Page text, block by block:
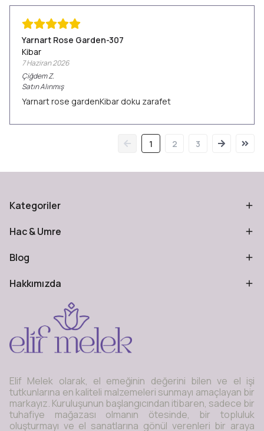
Yarnart Rose Garden-307
Kibar
7 Haziran 2026
ÇiğdemZ.
Satın Alınmış
Yarnart rose gardenKibar doku zarafet
1 2 3
Kategoriler
Hac & Umre
Blog
Hakkımızda
Elif Melek olarak, el emeğinin değerini bilen ve el işi
tutkunlarına en kaliteli malzemeleri sunmayı amaçlayan bir
markayız. Kuruluşunun başlangıcından itibaren, sadece bir
tuhafiye mağazası olmanın ötesinde, bir topluluk
oluşturmayı ve el sanatlarına gönül verenleri bir araya